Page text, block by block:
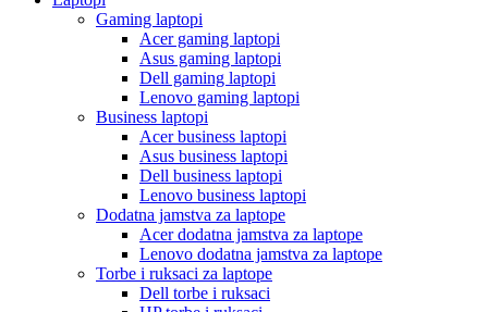
Gaming laptopi
Acer gaming laptopi
Asus gaming laptopi
Dell gaming laptopi
Lenovo gaming laptopi
Business laptopi
Acer business laptopi
Asus business laptopi
Dell business laptopi
Lenovo business laptopi
Dodatna jamstva za laptope
Acer dodatna jamstva za laptope
Lenovo dodatna jamstva za laptope
Torbe i ruksaci za laptope
Dell torbe i ruksaci